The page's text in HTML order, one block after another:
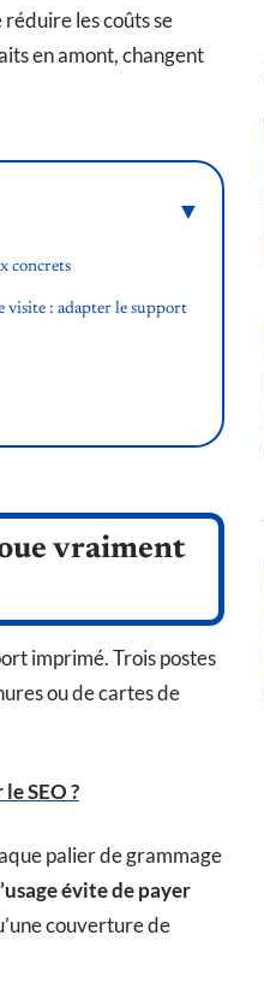
les coûts se
en amont, changent
concrets
visite : adapter le support
vraiment
imprimé. Trois postes
ou de cartes de
SEO ?
palier de grammage
évite de payer
couverture de